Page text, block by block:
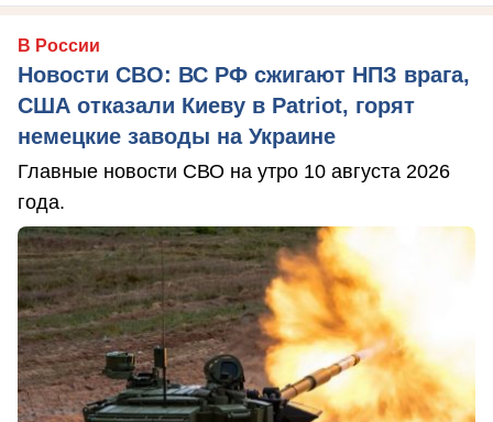
В России
Новости СВО: ВС РФ сжигают НПЗ врага,
США отказали Киеву в Patriot, горят
немецкие заводы на Украине
Главные новости СВО на утро 10 августа 2026
года.